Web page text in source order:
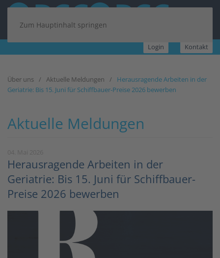
Zum Hauptinhalt springen
Login Kontakt
Über uns Aktuelle Meldungen
Herausragende Arbeiten in der
Geriatrie: Bis 15. Juni für Schiffbauer-Preise 2026 bewerben
Aktuelle Meldungen
Herausragende Arbeiten in der
Geriatrie: Bis 15. Juni für Schiffbauer-
Preise 2026 bewerben